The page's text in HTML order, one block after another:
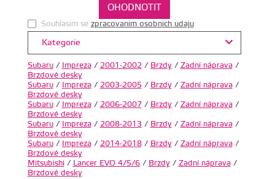
Souhlasim se zpracovanim osobnich udaju.
Kategorie
Subaru/ Impreza/ 2001-2002 / Brzdy/ Zadní náprava/
Brzdové desky
Subaru/ Impreza/ 2003-2005/ Brzdy/ Zadní náprava/
Brzdové desky
Subaru/ Impreza/ 2006-2007/ Brzdy/ Zadní náprava/
Brzdové desky
Subaru/ Impreza/ 2008-2013/ Brzdy/ Zadní náprava/
Brzdové desky
Subaru/ Impreza/ 2014-2018/ Brzdy/ Zadní náprava/
Brzdové desky
Mitsubishi/ Lancer EVO 4/5/6/ Brzdy/ Zadní náprava/
Brzdové desky